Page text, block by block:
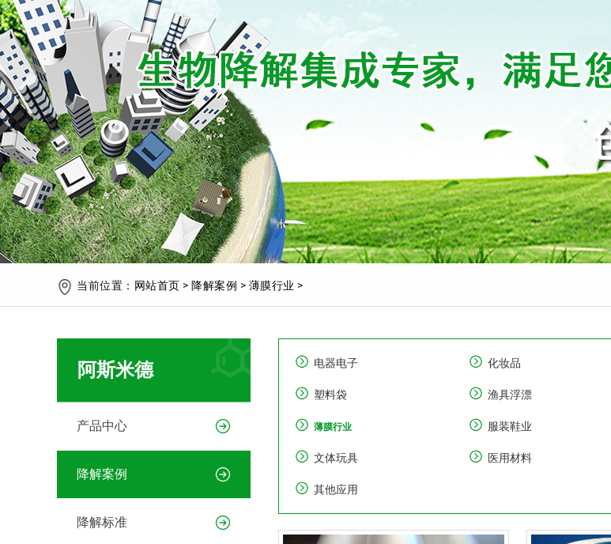
当前位置： 网站首页 > 降解案例 > 薄膜行业 >
阿斯米德
产品中心
降解案例
降解标准
电器电子 化妆品
塑料袋 渔具浮漂
薄膜行业 服装鞋业
文体玩具 医用材料
其他应用